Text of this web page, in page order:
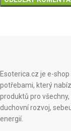
Esoterica.cz je e-
potřebami, který
produktů pro
duchovní rozvoj,
energií.